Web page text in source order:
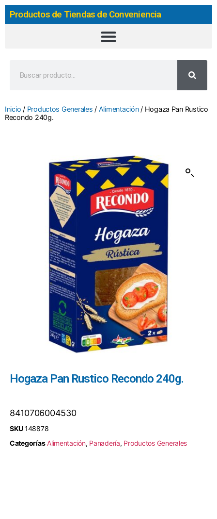
Productos de Tiendas de Conveniencia
Inicio / Productos Generales / Alimentación/ Hogaza Pan Rustico
Recondo 240g.
Hogaza Pan Rustico Recondo 240g.
8410706004530
SKU148878
Categorías Alimentación, Panadería, Productos Generales